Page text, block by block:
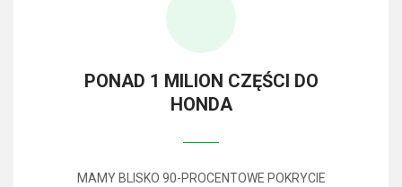
PONAD 1 MILION CZĘŚCI DO
HONDA
MAMY BLISKO 90-PROCENTOWE POKRYCIE